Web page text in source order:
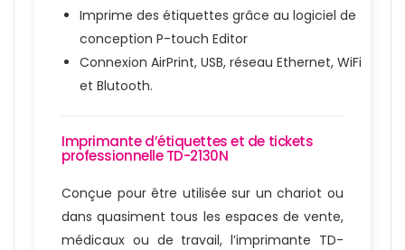
Imprime des étiquettes grâce au logiciel de
conception P-touch Editor
Connexion AirPrint, USB, réseau Ethernet, WiFi
et Blutooth.
Imprimante d’étiquettes et de tickets
professionnelle TD-2130N
Conçue pour être utilisée sur un chariot ou
dans quasiment tous les espaces de vente,
médicaux ou de travail, l’imprimante TD-